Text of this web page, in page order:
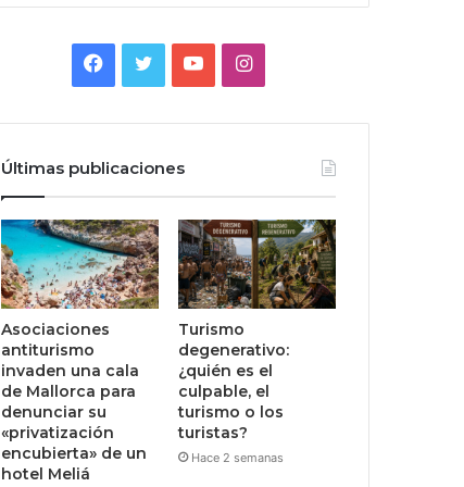
Facebook
TwitterYouTubeInstagram
Últimas publicaciones
Asociaciones
antiturismo
invaden una cala
de Mallorca para
denunciar su
«privatización
encubierta» de un
hotel Meliá
Turismo
degenerativo:
¿quién es el
culpable, el
turismo o los
turistas?
Hace 2 semanas